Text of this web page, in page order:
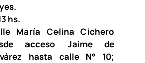
hs.
María Celina Cichero
acceso Jaime de
hasta calle N° 10;